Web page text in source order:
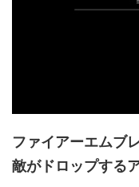
ファイアーエムブ
敵がドロップする